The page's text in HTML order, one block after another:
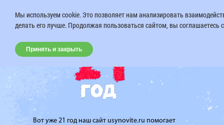
Вот уже 21 год наш сайт usynovite.ru помогает
Мы используем cookie. Это позволяет нам анализировать
делать его лучше. Продолжая пользоваться сайтом, вы соглашаетесь
Принять и закрыть